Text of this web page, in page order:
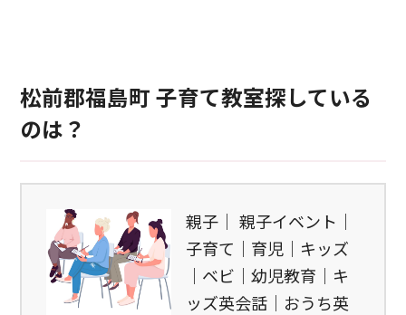
松前郡福島町 子育て教室探している
のは？
親子｜ 親子イベント｜
子育て｜育児｜キッズ
｜ベビ｜幼児教育｜キ
ッズ英会話｜おうち英